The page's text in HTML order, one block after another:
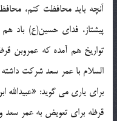
آنچه بايد محافظت کنم،
پيشتاز، فداي حسين(ع) باد
تواريخ هم آمده که عمروبن
السلام با عمر سعد شرکت
براي ياري مي گويد: «عبيدالله
قرظه براي تعويض به عمر سعد